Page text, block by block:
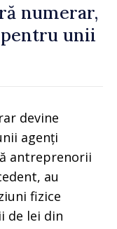
numerar,
unii
devine
agenți
antreprenorii
au
fizice
de lei din